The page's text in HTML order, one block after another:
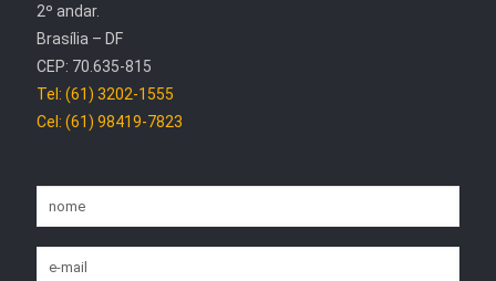
2º andar.
Brasília – DF
CEP: 70.635-815
Tel: (61) 3202-1555
Cel: (61) 98419-7823